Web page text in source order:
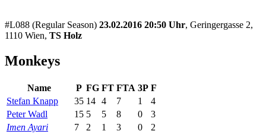
#L088 (Regular Season) 23.02.2016 20:50 Uhr, Geringergasse 2,
1110 Wien, TS Holz
Monkeys
Name P FG FT FTA 3P F
Stefan Knapp
35 14 4 7 1
4
Peter Wadl
15 5 5 8 0
3
Imen Ayari
7 2 1 3 0
2